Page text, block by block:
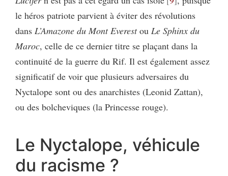
le héros patriote parvient à éviter des révolutions
dans L’Amazone du Mont Everestou Le Sphinx du
Maroc, celle de ce dernier titre se plaçant dans la
continuité de la guerre du Rif. Il est également assez
significatif de voir que plusieurs adversaires du
Nyctalope sont ou des anarchistes (Leonid Zattan),
ou des bolcheviques (la Princesse rouge).
Le Nyctalope, véhicule
du racisme ?